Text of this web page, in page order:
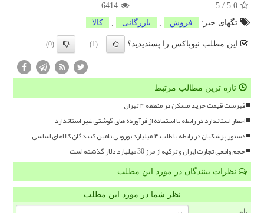
5.0
/
5
6414
تگهای خبر:
فروش بازرگانی كالا
این مطلب نیوباکس را پسندیدید؟ (1)
(0)
تازه ترین مطالب مرتبط
فهرست قیمت خرید مسکن در منطقه ۴ تهران
اخطار استاندارد در رابطه با استفاده از فرآورده های گوشتی غیر استاندارد
دستور پزشکیان در رابطه با طلب ۴ میلیارد یورویی تامین کنندگان کالاهای اساسی
حجم واقعی تجارت ایران و ترکیه از مرز 30 میلیارد دلار گذشته است
نظرات بینندگان در مورد این مطلب
نظر شما در مورد این مطلب